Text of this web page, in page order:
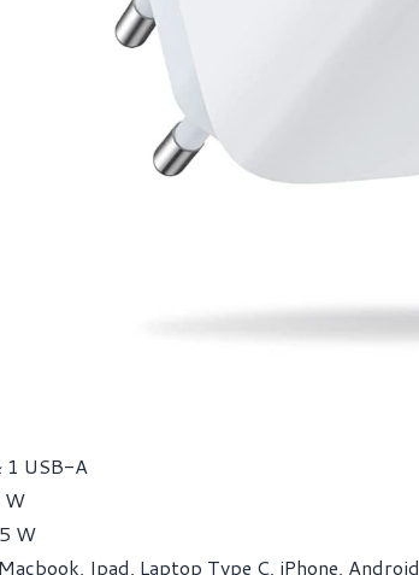
1 USB-A
W
W
Ipad, Laptop Type C, iPhone, Android